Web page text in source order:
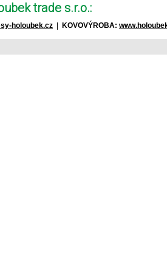
trade s.r.o.:
holoubek.cz KOVOVÝROBA: